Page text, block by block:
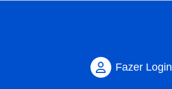
Fazer Login